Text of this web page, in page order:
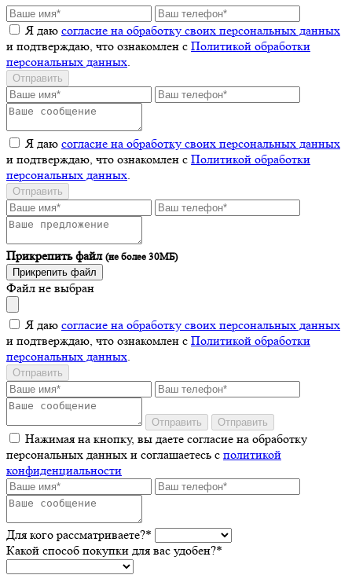
Я даю согласие на обработку своих персональных данных
и подтверждаю, что ознакомлен с Политикой обработки
персональных данных
Отправить
Я даю согласие на обработку своих персональных данных
и подтверждаю, что ознакомлен с Политикой обработки
персональных данных
Отправить
Прикрепить файл (не более 30МБ)
Прикрепить файл
Файл не выбран
Я даю согласие на обработку своих персональных данных
и подтверждаю, что ознакомлен с Политикой обработки
персональных данных
Отправить
Отправить Отправить
Нажимая на кнопку, вы даете согласие на обработку
персональных данных и соглашаетесь c политикой
конфиденциальности
Для кого рассматриваете?*
Какой способ покупки для вас удобен?*